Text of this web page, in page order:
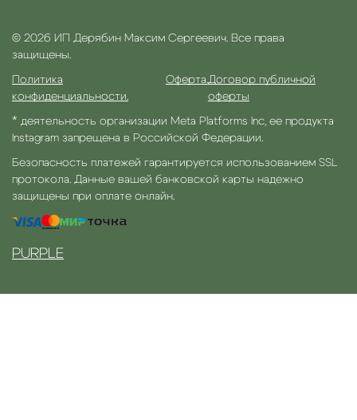
© 2026 ИП Дерябин Максим Сергеевич. Все права
защищены.
Политика
конфиденциальности.
Оферта.Договор публичной
оферты
* деятельность организации Meta Platforms Inc, ее продукта
Instagram запрещена в Российской Федерации.
Безопасность платежей гарантируется использованием SSL
протокола. Данные вашей банковской карты надежно
защищены при оплате онлайн.
PURPLE